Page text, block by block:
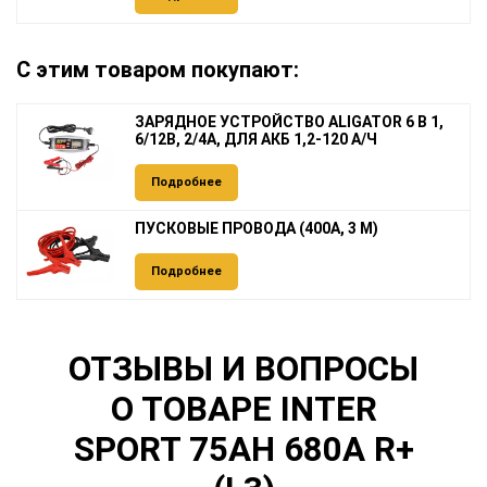
С этим товаром покупают:
ЗАРЯДНОЕ УСТРОЙСТВО ALIGATOR 6 В 1,
6/12В, 2/4А, ДЛЯ АКБ 1,2-120 А/Ч
Подробнее
ПУСКОВЫЕ ПРОВОДА (400А, 3 М)
Подробнее
ОТЗЫВЫ И ВОПРОСЫ
О ТОВАРЕ INTER
SPORT 75AH 680A R+